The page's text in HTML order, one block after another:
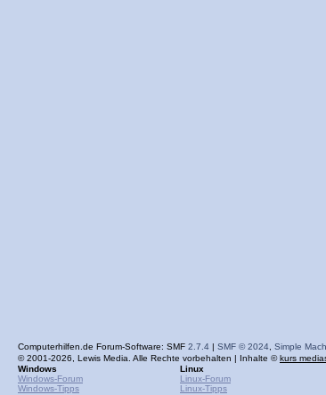
Computerhilfen.de Forum-Software: SMF 2.7.4 | SMF © 2024 Simple
© 2001-2026, Lewis Media. Alle Rechte vorbehalten | Inhalte ©kurs
Windows
Windows-Forum
Windows-Tipps
Linux
Linux-Forum
Linux-Tipps